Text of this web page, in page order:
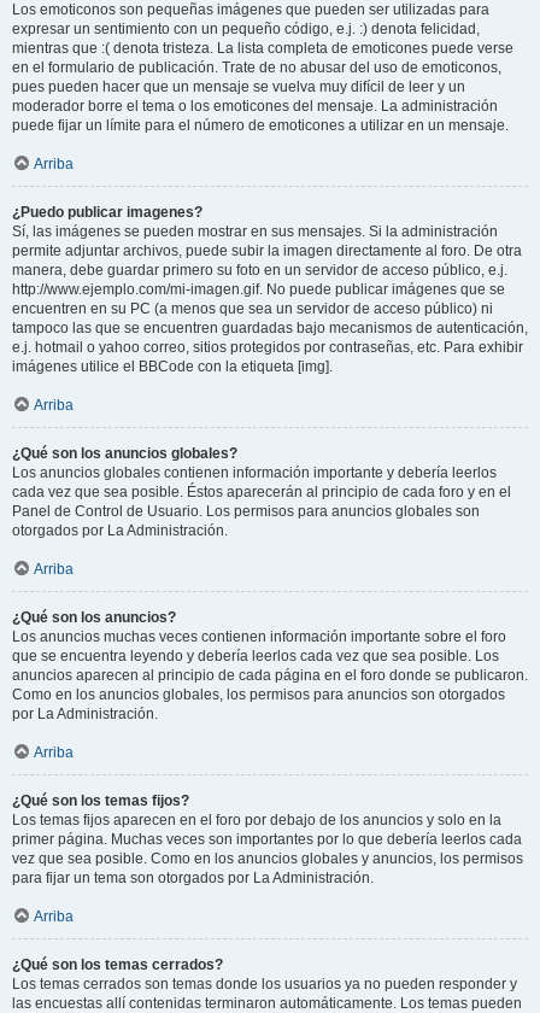
Los emoticonos son pequeñas imágenes que pueden ser utilizadas para
expresar un sentimiento con un pequeño código, e.j. :) denota felicidad,
mientras que :( denota tristeza. La lista completa de emoticones puede verse
en el formulario de publicación. Trate de no abusar del uso de emoticonos,
pues pueden hacer que un mensaje se vuelva muy difícil de leer y un
moderador borre el tema o los emoticones del mensaje. La administración
puede fijar un límite para el número de emoticones a utilizar en un mensaje.
Arriba
¿Puedo publicar imagenes?
Sí, las imágenes se pueden mostrar en sus mensajes. Si la administración
permite adjuntar archivos, puede subir la imagen directamente al foro. De otra
manera, debe guardar primero su foto en un servidor de acceso público, e.j.
http://www.ejemplo.com/mi-imagen.gif. No puede publicar imágenes que se
encuentren en su PC (a menos que sea un servidor de acceso público) ni
tampoco las que se encuentren guardadas bajo mecanismos de autenticación,
e.j. hotmail o yahoo correo, sitios protegidos por contraseñas, etc. Para exhibir
imágenes utilice el BBCode con la etiqueta [img].
Arriba
¿Qué son los anuncios globales?
Los anuncios globales contienen información importante y debería leerlos
cada vez que sea posible. Éstos aparecerán al principio de cada foro y en el
Panel de Control de Usuario. Los permisos para anuncios globales son
otorgados por La Administración.
Arriba
¿Qué son los anuncios?
Los anuncios muchas veces contienen información importante sobre el foro
que se encuentra leyendo y debería leerlos cada vez que sea posible. Los
anuncios aparecen al principio de cada página en el foro donde se publicaron.
Como en los anuncios globales, los permisos para anuncios son otorgados
por La Administración.
Arriba
¿Qué son los temas fijos?
Los temas fijos aparecen en el foro por debajo de los anuncios y solo en la
primer página. Muchas veces son importantes por lo que debería leerlos cada
vez que sea posible. Como en los anuncios globales y anuncios, los permisos
para fijar un tema son otorgados por La Administración.
Arriba
¿Qué son los temas cerrados?
Los temas cerrados son temas donde los usuarios ya no pueden responder y
las encuestas allí contenidas terminaron automáticamente. Los temas pueden